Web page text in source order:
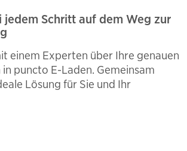
jedem Schritt auf dem Weg zur
einem Experten über Ihre genauen
puncto E-Laden. Gemeinsam
Lösung für Sie und Ihr